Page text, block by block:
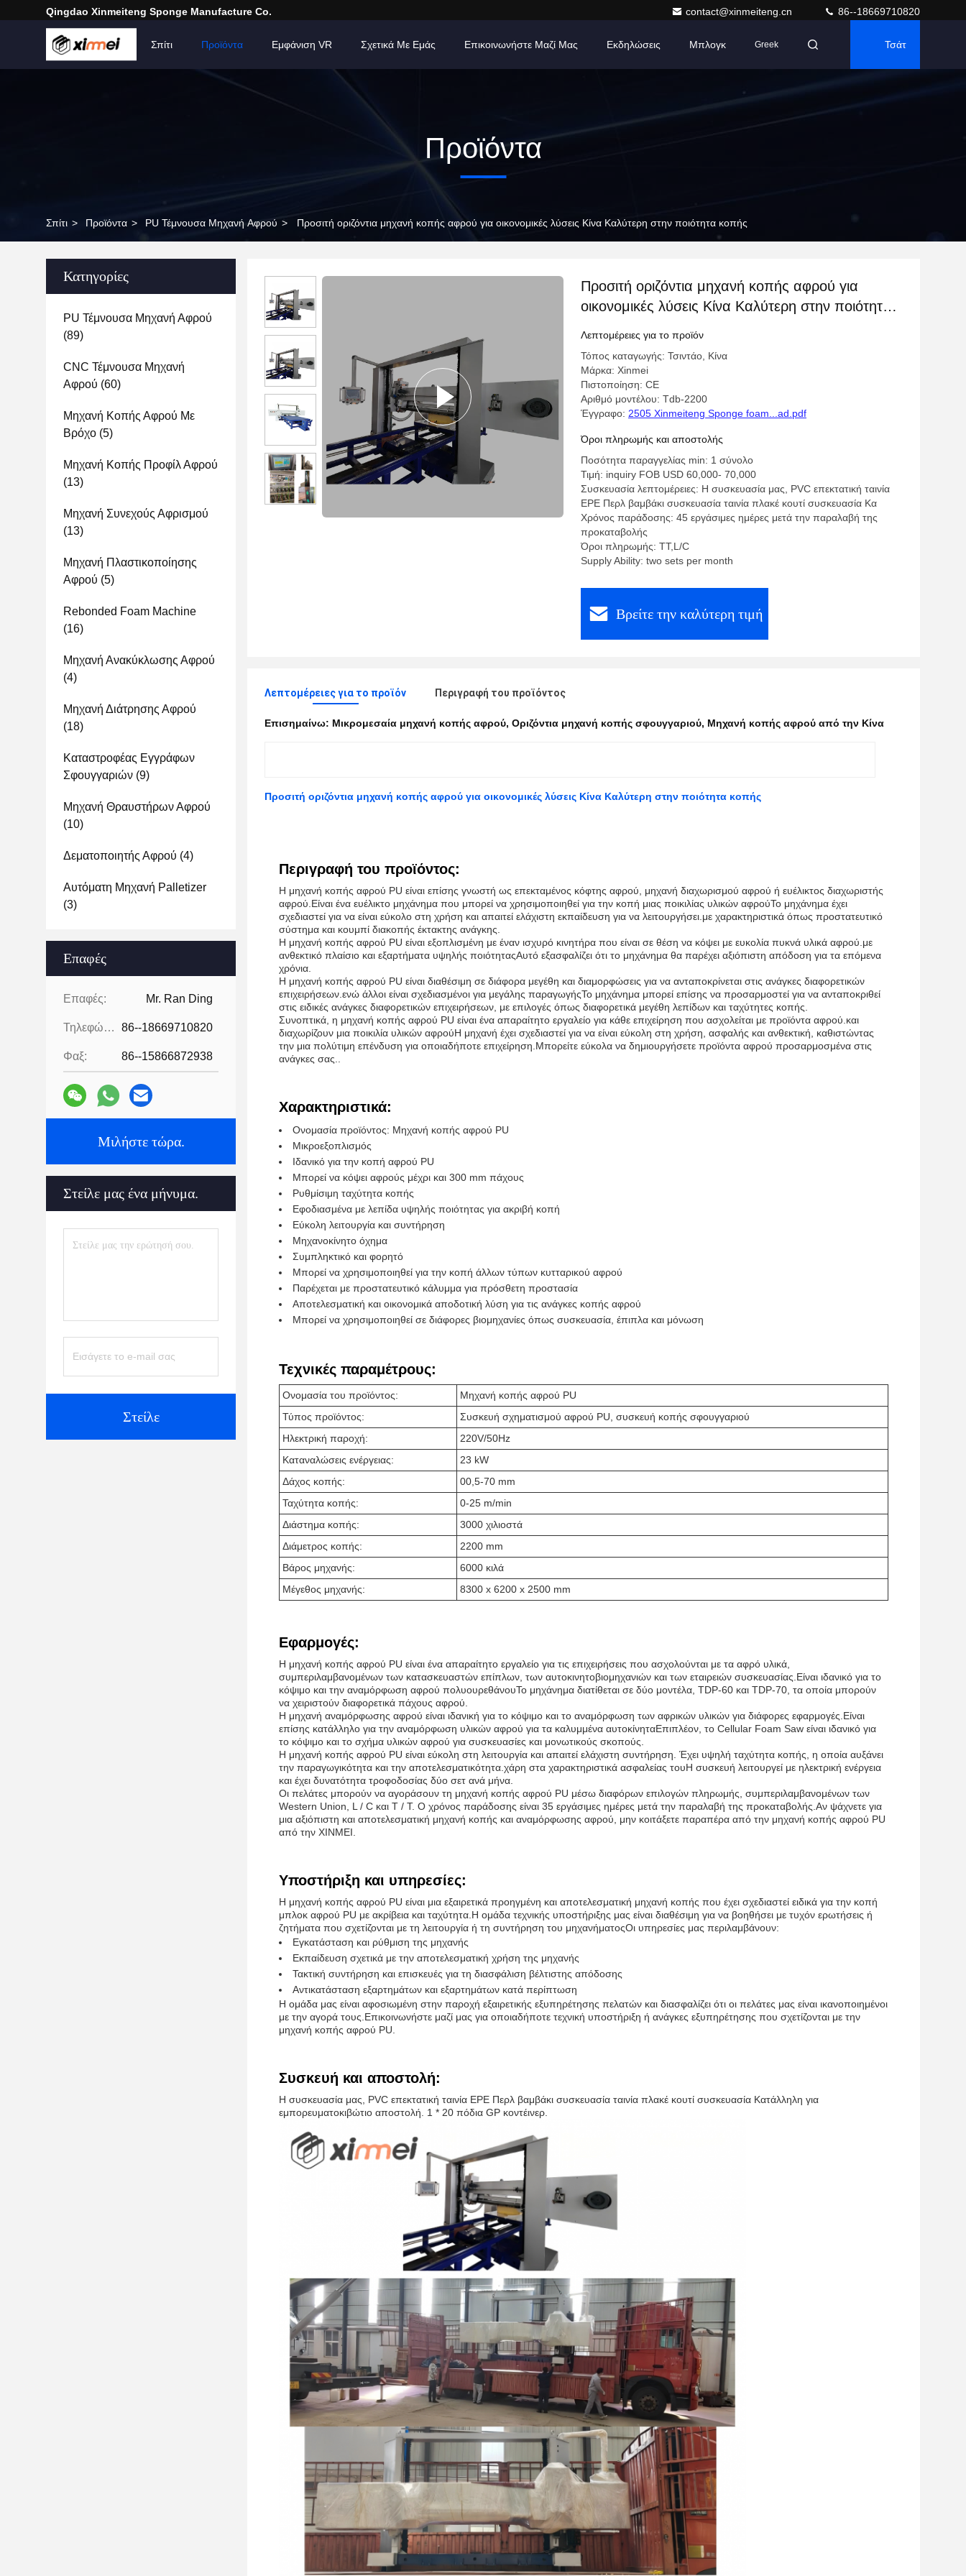
Qingdao Xinmeiteng Sponge Manufacture Co. contact@xinmeiteng.cn 86--18669710820
Σπίτι Προϊόντα Εμφάνιση VR Σχετικά Με Εμάς Επικοινωνήστε Μαζί Μας Εκδηλώσεις Μπλογκ Greek Τσάτ
Προϊόντα
Σπίτι > Προϊόντα > PU Τέμνουσα Μηχανή Αφρού > Προσιτή οριζόντια μηχανή κοπής αφρού για οικονομικές λύσεις Κίνα Καλύτερη στην ποιότητα κοπής
Κατηγορίες
PU Τέμνουσα Μηχανή Αφρού
(89)
CNC Τέμνουσα Μηχανή
Αφρού (60)
Μηχανή Κοπής Αφρού Με
Βρόχο (5)
Μηχανή Κοπής Προφίλ Αφρού
(13)
Μηχανή Συνεχούς Αφρισμού
(13)
Μηχανή Πλαστικοποίησης
Αφρού (5)
Rebonded Foam Machine
(16)
Μηχανή Ανακύκλωσης Αφρού
(4)
Μηχανή Διάτρησης Αφρού
(18)
Καταστροφέας Εγγράφων
Σφουγγαριών (9)
Μηχανή Θραυστήρων Αφρού
(10)
Δεματοποιητής Αφρού (4)
Αυτόματη Μηχανή Palletizer
(3)
Επαφές
Επαφές: Mr. Ran Ding
Τηλεφώνημα: 86--18669710820
Φαξ: 86--15866872938
Μιλήστε τώρα.
Στείλε μας ένα μήνυμα.
Στείλε
Προσιτή οριζόντια μηχανή κοπής αφρού για
οικονομικές λύσεις Κίνα Καλύτερη στην ποιότητα
Λεπτομέρειες για το προϊόν
Τόπος καταγωγής: Τσιντάο, Κίνα
Μάρκα: Xinmei
Πιστοποίηση: CE
Αριθμό μοντέλου: Tdb-2200
Έγγραφο: 2505 Xinmeiteng Sponge foam...ad.pdf
Όροι πληρωμής και αποστολής
Ποσότητα παραγγελίας min: 1 σύνολο
Τιμή: inquiry FOB USD 60,000- 70,000
Συσκευασία λεπτομέρειες: Η συσκευασία μας, PVC επεκτατική ταινία
EPE Περλ βαμβάκι συσκευασία ταινία πλακέ κουτί συσκευασία Κα
Χρόνος παράδοσης: 45 εργάσιμες ημέρες μετά την παραλαβή της
προκαταβολής
Όροι πληρωμής: TT,L/C
Supply Ability: two sets per month
Βρείτε την καλύτερη τιμή
Λεπτομέρειες για το προϊόν Περιγραφή του προϊόντος
Επισημαίνω: Μικρομεσαία μηχανή κοπής αφρού, Οριζόντια μηχανή κοπής σφουγγαριού, Μηχανή κοπής αφρού από την Κίνα
Προσιτή οριζόντια μηχανή κοπής αφρού για οικονομικές λύσεις Κίνα Καλύτερη στην ποιότητα κοπής
Περιγραφή του προϊόντος:
Η μηχανή κοπής αφρού PU είναι επίσης γνωστή ως επεκταμένος κόφτης αφρού, μηχανή διαχωρισμού αφρού ή ευέλικτος διαχωριστής
αφρού.Είναι ένα ευέλικτο μηχάνημα που μπορεί να χρησιμοποιηθεί για την κοπή μιας ποικιλίας υλικών αφρούΤο μηχάνημα έχει
σχεδιαστεί για να είναι εύκολο στη χρήση και απαιτεί ελάχιστη εκπαίδευση για να λειτουργήσει.με χαρακτηριστικά όπως προστατευτικό
σύστημα και κουμπί διακοπής έκτακτης ανάγκης.
Η μηχανή κοπής αφρού PU είναι εξοπλισμένη με έναν ισχυρό κινητήρα που είναι σε θέση να κόψει με ευκολία πυκνά υλικά αφρού.με
ανθεκτικό πλαίσιο και εξαρτήματα υψηλής ποιότηταςΑυτό εξασφαλίζει ότι το μηχάνημα θα παρέχει αξιόπιστη απόδοση για τα επόμενα
χρόνια.
Η μηχανή κοπής αφρού PU είναι διαθέσιμη σε διάφορα μεγέθη και διαμορφώσεις για να ανταποκρίνεται στις ανάγκες διαφορετικών
επιχειρήσεων.ενώ άλλοι είναι σχεδιασμένοι για μεγάλης παραγωγήςΤο μηχάνημα μπορεί επίσης να προσαρμοστεί για να ανταποκριθεί
στις ειδικές ανάγκες διαφορετικών επιχειρήσεων, με επιλογές όπως διαφορετικά μεγέθη λεπίδων και ταχύτητες κοπής.
Συνοπτικά, η μηχανή κοπής αφρού PU είναι ένα απαραίτητο εργαλείο για κάθε επιχείρηση που ασχολείται με προϊόντα αφρού.και
διαχωρίζουν μια ποικιλία υλικών αφρούΗ μηχανή έχει σχεδιαστεί για να είναι εύκολη στη χρήση, ασφαλής και ανθεκτική, καθιστώντας
την μια πολύτιμη επένδυση για οποιαδήποτε επιχείρηση.Μπορείτε εύκολα να δημιουργήσετε προϊόντα αφρού προσαρμοσμένα στις
ανάγκες σας..
Χαρακτηριστικά:
Ονομασία προϊόντος: Μηχανή κοπής αφρού PU
Μικροεξοπλισμός
Ιδανικό για την κοπή αφρού PU
Μπορεί να κόψει αφρούς μέχρι και 300 mm πάχους
Ρυθμίσιμη ταχύτητα κοπής
Εφοδιασμένα με λεπίδα υψηλής ποιότητας για ακριβή κοπή
Εύκολη λειτουργία και συντήρηση
Μηχανοκίνητο όχημα
Συμπληκτικό και φορητό
Μπορεί να χρησιμοποιηθεί για την κοπή άλλων τύπων κυτταρικού αφρού
Παρέχεται με προστατευτικό κάλυμμα για πρόσθετη προστασία
Αποτελεσματική και οικονομικά αποδοτική λύση για τις ανάγκες κοπής αφρού
Μπορεί να χρησιμοποιηθεί σε διάφορες βιομηχανίες όπως συσκευασία, έπιπλα και μόνωση
Τεχνικές παραμέτρους:
Ονομασία του προϊόντος:
Μηχανή κοπής αφρού PU
Τύπος προϊόντος:
Συσκευή σχηματισμού αφρού PU, συσκευή κοπής σφουγγαριού
Ηλεκτρική παροχή:
220V/50Hz
Καταναλώσεις ενέργειας:
23 kW
Δάχος κοπής:
00,5-70 mm
Ταχύτητα κοπής:
0-25 m/min
Διάστημα κοπής:
3000 χιλιοστά
Διάμετρος κοπής:
2200 mm
Βάρος μηχανής:
6000 κιλά
Μέγεθος μηχανής:
8300 x 6200 x 2500 mm
Εφαρμογές:
Η μηχανή κοπής αφρού PU είναι ένα απαραίτητο εργαλείο για τις επιχειρήσεις που ασχολούνται με τα αφρό υλικά,
συμπεριλαμβανομένων των κατασκευαστών επίπλων, των αυτοκινητοβιομηχανιών και των εταιρειών συσκευασίας.Είναι ιδανικό για το
κόψιμο και την αναμόρφωση αφρού πολυουρεθάνουΤο μηχάνημα διατίθεται σε δύο μοντέλα, TDP-60 και TDP-70, τα οποία μπορούν
να χειριστούν διαφορετικά πάχους αφρού.
Η μηχανή αναμόρφωσης αφρού είναι ιδανική για το κόψιμο και το αναμόρφωση των αφρικών υλικών για διάφορες εφαρμογές.Είναι
επίσης κατάλληλο για την αναμόρφωση υλικών αφρού για τα καλυμμένα αυτοκίνηταΕπιπλέον, το Cellular Foam Saw είναι ιδανικό για
το κόψιμο και το σχήμα υλικών αφρού για συσκευασίες και μονωτικούς σκοπούς.
Η μηχανή κοπής αφρού PU είναι εύκολη στη λειτουργία και απαιτεί ελάχιστη συντήρηση. Έχει υψηλή ταχύτητα κοπής, η οποία αυξάνει
την παραγωγικότητα και την αποτελεσματικότητα.χάρη στα χαρακτηριστικά ασφαλείας τουΗ συσκευή λειτουργεί με ηλεκτρική ενέργεια
και έχει δυνατότητα τροφοδοσίας δύο σετ ανά μήνα.
Οι πελάτες μπορούν να αγοράσουν τη μηχανή κοπής αφρού PU μέσω διαφόρων επιλογών πληρωμής, συμπεριλαμβανομένων των
Western Union, L / C και T / T. Ο χρόνος παράδοσης είναι 35 εργάσιμες ημέρες μετά την παραλαβή της προκαταβολής.Αν ψάχνετε για
μια αξιόπιστη και αποτελεσματική μηχανή κοπής και αναμόρφωσης αφρού, μην κοιτάξετε παραπέρα από την μηχανή κοπής αφρού PU
από την XINMEI.
Υποστήριξη και υπηρεσίες:
Η μηχανή κοπής αφρού PU είναι μια εξαιρετικά προηγμένη και αποτελεσματική μηχανή κοπής που έχει σχεδιαστεί ειδικά για την κοπή
μπλοκ αφρού PU με ακρίβεια και ταχύτητα.Η ομάδα τεχνικής υποστήριξης μας είναι διαθέσιμη για να βοηθήσει με τυχόν ερωτήσεις ή
ζητήματα που σχετίζονται με τη λειτουργία ή τη συντήρηση του μηχανήματοςΟι υπηρεσίες μας περιλαμβάνουν:
Εγκατάσταση και ρύθμιση της μηχανής
Εκπαίδευση σχετικά με την αποτελεσματική χρήση της μηχανής
Τακτική συντήρηση και επισκευές για τη διασφάλιση βέλτιστης απόδοσης
Αντικατάσταση εξαρτημάτων και εξαρτημάτων κατά περίπτωση
Η ομάδα μας είναι αφοσιωμένη στην παροχή εξαιρετικής εξυπηρέτησης πελατών και διασφαλίζει ότι οι πελάτες μας είναι ικανοποιημένοι
με την αγορά τους.Επικοινωνήστε μαζί μας για οποιαδήποτε τεχνική υποστήριξη ή ανάγκες εξυπηρέτησης που σχετίζονται με την
μηχανή κοπής αφρού PU.
Συσκευή και αποστολή:
Η συσκευασία μας, PVC επεκτατική ταινία EPE Περλ βαμβάκι συσκευασία ταινία πλακέ κουτί συσκευασία Κατάλληλη για
εμπορευματοκιβώτιο αποστολή. 1 * 20 πόδια GP κοντέινερ.